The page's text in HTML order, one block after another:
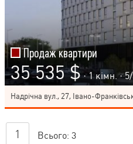
Продаж квартири
35 535 $ · 1 кімн. ·5/
Надрічна вул., 27, Івано-
1 Всього: 3